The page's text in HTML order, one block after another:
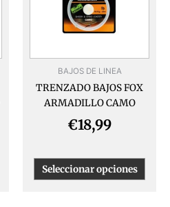
BAJOS DE LINEA
TRENZADO BAJOS FOX
ARMADILLO CAMO
€18,99
Seleccionar opciones